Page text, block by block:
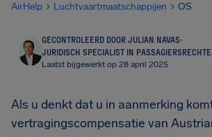
AirHelp Luchtvaartmaatschappijen OS
GECONTROLEERD DOOR JULIAN NAVAS·
JURIDISCH SPECIALIST IN
Laatst bijgewerkt op 28 april 2025
Als u denkt dat u in aanmerking
vertragingscompensatie van